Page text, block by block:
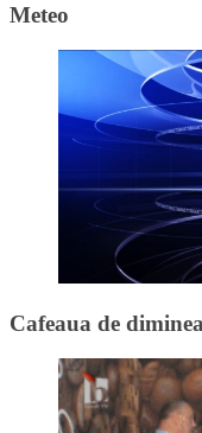
Meteo
Cafeaua de